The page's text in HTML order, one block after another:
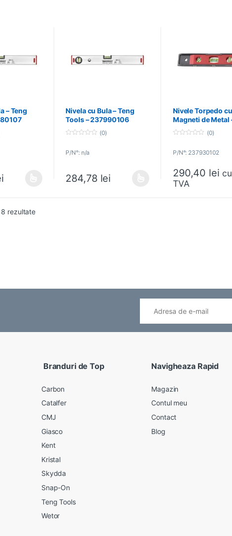
– Teng
are mai multe variații. Opțiunile pot fi alese în pagina produsului.
Nivela cu Bula – Teng
Tools – 237990106
u
5
(0)
P/N°: n/a
284,78 lei
Acest produs are mai multe variații. Opțiunile pot fi
Nivele Torpedo cu
Magneti de Metal
Tools – 237930102
u
f
5
(0)
P/N°: 237930102
290,40 lei cu
TVA
rezultate
Branduri de Top
Carbon
Catalfer
CMJ
Giasco
Kent
Kristal
Skydda
Snap-On
Teng Tools
Wetor
Navigheaza Rapid
Magazin
Contul meu
Contact
Blog